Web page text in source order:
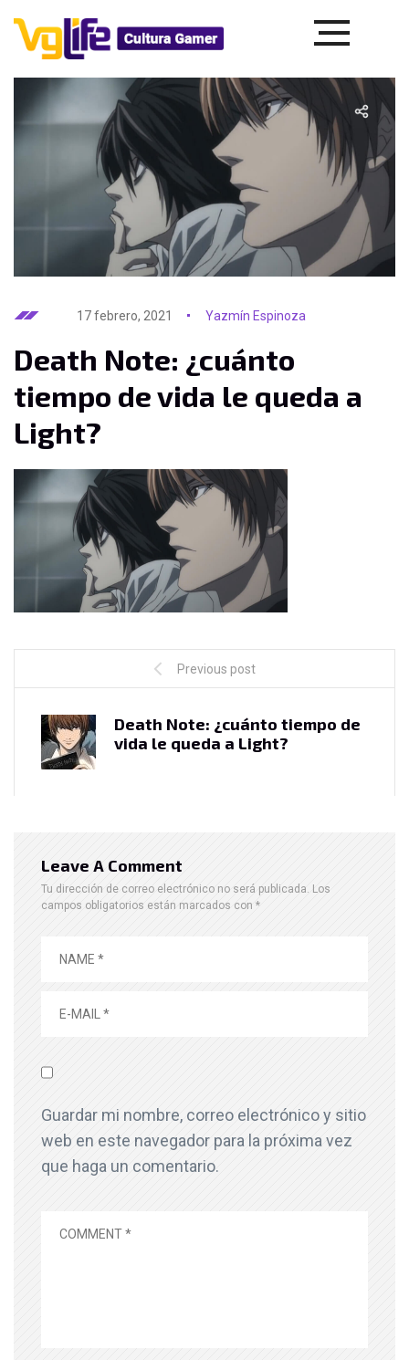
17 febrero, 2021 Yazmín Espinoza
Death Note: ¿cuánto
tiempo de vida le queda a
Light?
Previous post
Death Note: ¿cuánto tiempo de
vida le queda a Light?
Leave A Comment
Tu dirección de correo electrónico no será publicada. Los
campos obligatorios están marcados con *
Guardar mi nombre, correo electrónico y sitio
web en este navegador para la próxima vez
que haga un comentario.